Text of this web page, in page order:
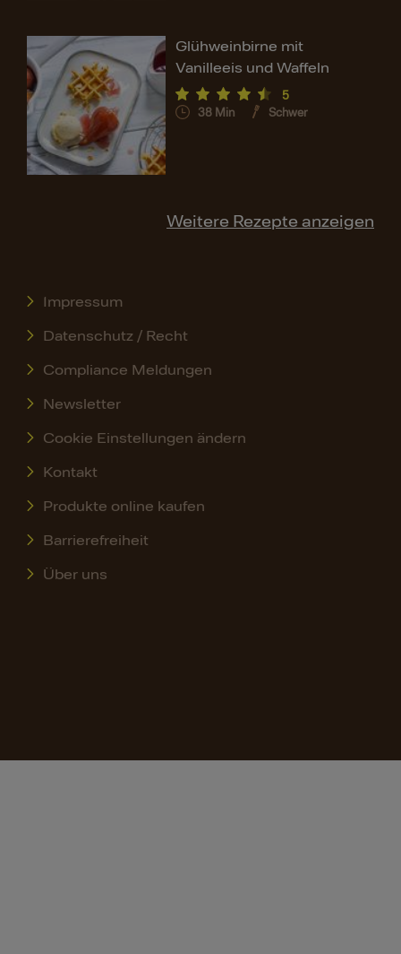
Glühweinbirne mit
Vanilleeis und Waffeln
5
38 Min Schwer
Weitere Rezepte anzeigen
Impressum
Datenschutz / Recht
Compliance Meldungen
Newsletter
Cookie Einstellungen ändern
Kontakt
Produkte online kaufen
Barrierefreiheit
Über uns